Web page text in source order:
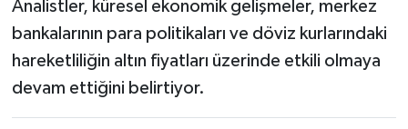
Analistler, küresel ekonomik gelişmeler, merkez
bankalarının para politikaları ve döviz kurlarındaki
hareketliliğin altın fiyatları üzerinde etkili olmaya
devam ettiğini belirtiyor.